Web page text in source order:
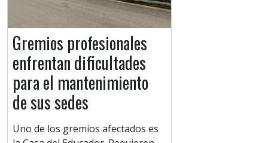
Gremios profesionales
enfrentan dificultades
para el mantenimiento
de sus sedes
Uno de los gremios afectados es